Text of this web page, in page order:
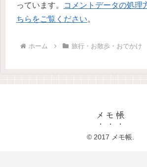
っています。
コメントデータの処理
ちらをご覧ください。
ホーム 旅行・お散歩・おでかけ
メモ帳
© 2017 メモ帳.